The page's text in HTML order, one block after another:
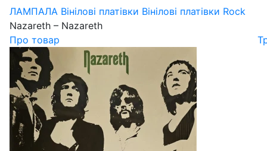
ЛАМПАЛА Вінілові платівки Вінілові платівки Rock
Nazareth – Nazareth
Про товар